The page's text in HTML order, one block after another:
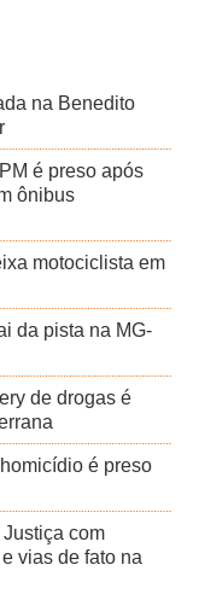
na Benedito
é preso após
ônibus
motociclista em
da pista na MG-
de drogas é
é preso
com
vias de fato na